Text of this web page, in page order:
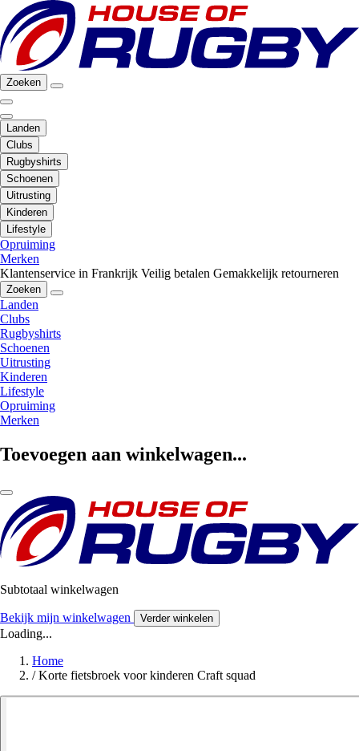
Zoeken
Landen
Clubs
Rugbyshirts
Schoenen
Uitrusting
Kinderen
Lifestyle
Opruiming
Merken
Klantenservice in Frankrijk Veilig betalen Gemakkelijk retourneren
Zoeken
Landen
Clubs
Rugbyshirts
Schoenen
Uitrusting
Kinderen
Lifestyle
Opruiming
Merken
Toevoegen aan winkelwagen...
Subtotaal winkelwagen
Bekijk mijn winkelwagen Verder winkelen
Loading...
Home
/ Korte fietsbroek voor kinderen Craft squad